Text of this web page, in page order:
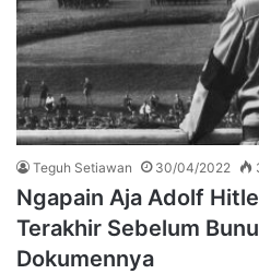
Teguh Setiawan 30/04/2022
Ngapain Aja Adolf
Terakhir Sebelum
Dokumennya